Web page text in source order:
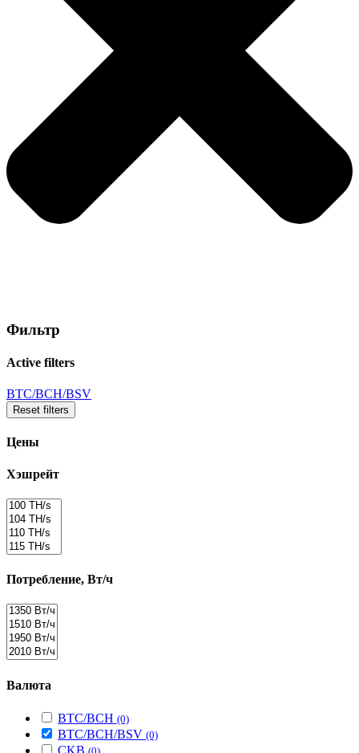
Фильтр
Active filters
BTC/BCH/BSV
Reset filters
Цены
Хэшрейт
Потребление, Вт/ч
Валюта
BTC/BCH (0)
BTC/BCH/BSV (0)
CKB